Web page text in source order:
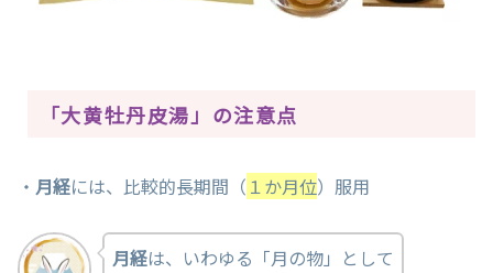
「大黄牡丹皮湯」の注意点
・ 月経には、比較的長期間（ １か月位）服用
月経は、いわゆる「月の物」として